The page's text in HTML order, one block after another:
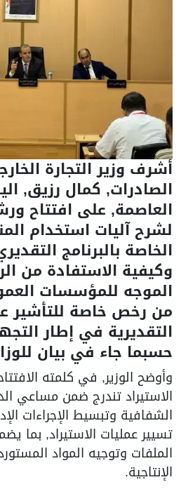
أشرف وزير التجارة
الصادرات, كمال رزيق,
العاصمة, على افتتاح
لشرح آليات استخدام
الخاصة بالبرنامج
وكيفية الاستفادة من
الموجه للمؤسسات
من رخص خاصة للتأشير
التقديرية في إطار
حسبما جاء في بيان
وأوضح الوزير, في كلمته
الاستيراد تندرج ضمن مساعي
الشفافية وتبسيط الإجراءات
تسيير عمليات الاستيراد, بما
الملفات وتوجيه المواد
الإنتاجية.